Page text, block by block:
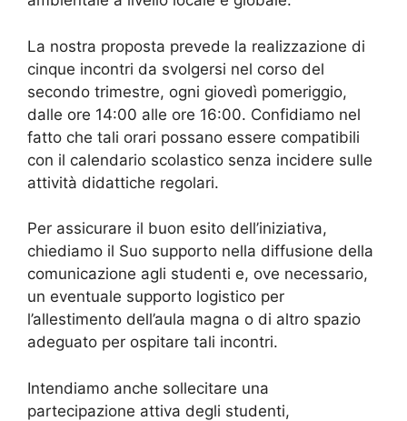
La nostra proposta prevede la realizzazione di
cinque incontri da svolgersi nel corso del
secondo trimestre, ogni giovedì pomeriggio,
dalle ore 14:00 alle ore 16:00. Confidiamo nel
fatto che tali orari possano essere compatibili
con il calendario scolastico senza incidere sulle
attività didattiche regolari.
Per assicurare il buon esito dell’iniziativa,
chiediamo il Suo supporto nella diffusione della
comunicazione agli studenti e, ove necessario,
un eventuale supporto logistico per
l’allestimento dell’aula magna o di altro spazio
adeguato per ospitare tali incontri.
Intendiamo anche sollecitare una
partecipazione attiva degli studenti,